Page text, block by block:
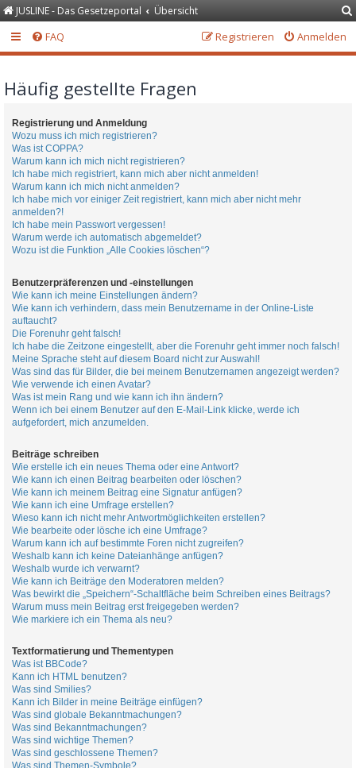
JUSLINE - Das Gesetzeportal Übersicht
FAQ Anmelden
Registrieren
Häufig gestellte Fragen
Registrierung und Anmeldung
Wozu muss ich mich registrieren?
Was ist COPPA?
Warum kann ich mich nicht registrieren?
Ich habe mich registriert, kann mich aber nicht anmelden!
Warum kann ich mich nicht anmelden?
Ich habe mich vor einiger Zeit registriert, kann mich aber nicht mehr
anmelden?!
Ich habe mein Passwort vergessen!
Warum werde ich automatisch abgemeldet?
Wozu ist die Funktion „Alle Cookies löschen“?
Benutzerpräferenzen und -einstellungen
Wie kann ich meine Einstellungen ändern?
Wie kann ich verhindern, dass mein Benutzername in der Online-Liste
auftaucht?
Die Forenuhr geht falsch!
Ich habe die Zeitzone eingestellt, aber die Forenuhr geht immer noch falsch!
Meine Sprache steht auf diesem Board nicht zur Auswahl!
Was sind das für Bilder, die bei meinem Benutzernamen angezeigt werden?
Wie verwende ich einen Avatar?
Was ist mein Rang und wie kann ich ihn ändern?
Wenn ich bei einem Benutzer auf den E-Mail-Link klicke, werde ich
aufgefordert, mich anzumelden.
Beiträge schreiben
Wie erstelle ich ein neues Thema oder eine Antwort?
Wie kann ich einen Beitrag bearbeiten oder löschen?
Wie kann ich meinem Beitrag eine Signatur anfügen?
Wie kann ich eine Umfrage erstellen?
Wieso kann ich nicht mehr Antwortmöglichkeiten erstellen?
Wie bearbeite oder lösche ich eine Umfrage?
Warum kann ich auf bestimmte Foren nicht zugreifen?
Weshalb kann ich keine Dateianhänge anfügen?
Weshalb wurde ich verwarnt?
Wie kann ich Beiträge den Moderatoren melden?
Was bewirkt die „Speichern“-Schaltfläche beim Schreiben eines Beitrags?
Warum muss mein Beitrag erst freigegeben werden?
Wie markiere ich ein Thema als neu?
Textformatierung und Thementypen
Was ist BBCode?
Kann ich HTML benutzen?
Was sind Smilies?
Kann ich Bilder in meine Beiträge einfügen?
Was sind globale Bekanntmachungen?
Was sind Bekanntmachungen?
Was sind wichtige Themen?
Was sind geschlossene Themen?
Was sind Themen-Symbole?